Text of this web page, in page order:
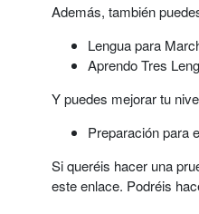
Además, también
Lengua para
Aprendo Tres
Y puedes mejorar tu
Preparación para
Si queréis hacer una
este enlace. Podréis